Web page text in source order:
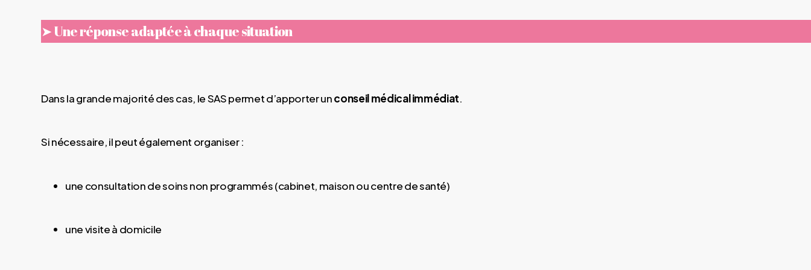
➤ Une réponse adaptée à chaque situation
Dans la grande majorité des cas, le SAS permet d’apporter unconseil médical immédiat.
Si nécessaire, il peut également organiser :
une consultation de soins non programmés (cabinet, maison ou centre de santé)
une visite à domicile